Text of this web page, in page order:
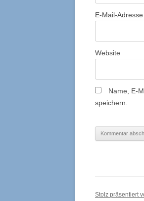
E-Mail-Adresse
Website
Name, E-
speichern.
Stolz präsentiert